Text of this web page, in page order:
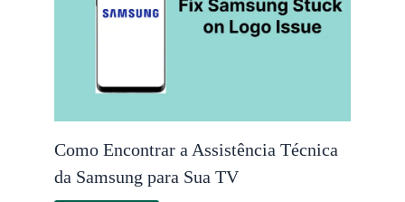
Como Encontrar a Assistência Técnica
da Samsung para Sua TV